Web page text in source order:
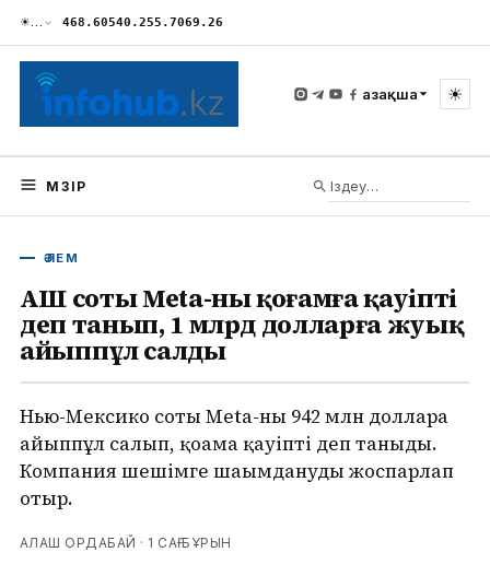
☀… 468.60540.255.7069.26
Қазақша ☀
МӘЗІР
ӘЛЕМ
АҚШ соты Meta-ны қоғамға қауіпті
деп танып, 1 млрд долларға жуық
айыппұл салды
Нью-Мексико соты Meta-ны 942 млн долларға
айыппұл салып, қоғамға қауіпті деп таныды.
Компания шешімге шағымдануды жоспарлап
отыр.
АЛАШ ОРДАБАЙ · 1 САҒ БҰРЫН